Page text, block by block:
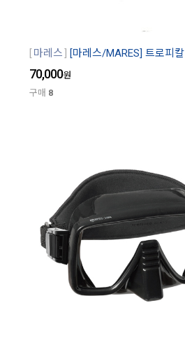
마레스 [마레스/MARES] 트로피칼
70,000원
구매 8